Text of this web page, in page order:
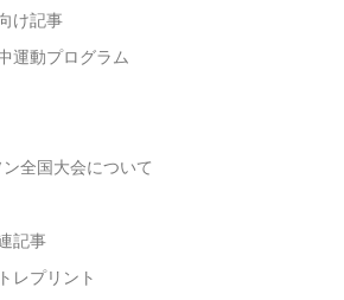
け記事
運動プログラム
全国大会について
記事
レプリント